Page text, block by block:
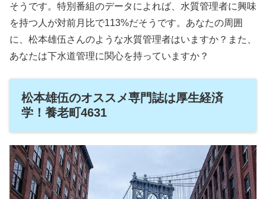
そうです。特別番組のデータによれば、水質管理者に興味
を持つ人が対前月比で113%だそうです。あなたの周囲
に、松本雄伍さんのような水質管理者はいますか？また、
あなたは下水道管理に関心を持っていますか？
松本雄伍のオススメ専門誌は厚生経済
学！養老町4631